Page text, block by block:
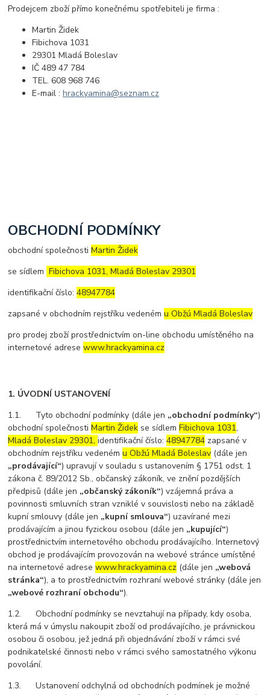
Prodejcem zboží přímo konečnému spotřebiteli je firma :
Martin Židek
Fibichova 1031
29301 Mladá Boleslav
IČ 489 47 784
TEL. 608 968 746
E-mail :hrackyamina@seznam.cz
OBCHODNÍ PODMÍNKY
obchodní společnostiMartin Židek
se sídlem Fibichova 1031, Mladá Boleslav 29301
identifikační číslo:48947784
zapsané v obchodním rejstříku vedenému Obžú Mladá Boleslav
pro prodej zboží prostřednictvím on-line obchodu umístěného na
internetové adresewww.hrackyamina.cz
1. ÚVODNÍ USTANOVENÍ
1.1. Tyto obchodní podmínky (dále jen „obchodní podmínky“)
obchodní společnostiMartin Židek se sídlemFibichova 1031,
Mladá Boleslav 29301,identifikační číslo:48947784 zapsané v
obchodním rejstříku vedenému Obžú Mladá Boleslav (dále jen
„prodávající“) upravují v souladu s ustanovením § 1751 odst. 1
zákona č. 89/2012 Sb., občanský zákoník, ve znění pozdějších
předpisů (dále jen „občanský zákoník“) vzájemná práva a
povinnosti smluvních stran vzniklé v souvislosti nebo na základě
kupní smlouvy (dále jen „kupní smlouva“) uzavírané mezi
prodávajícím a jinou fyzickou osobou (dále jen „kupující“)
prostřednictvím internetového obchodu prodávajícího. Internetový
obchod je prodávajícím provozován na webové stránce umístěné
na internetové adresewww.hrackyamina.cz (dále jen „webová
stránka“), a to prostřednictvím rozhraní webové stránky (dále jen
„webové rozhraní obchodu“).
1.2. Obchodní podmínky se nevztahují na případy, kdy osoba,
která má v úmyslu nakoupit zboží od prodávajícího, je právnickou
osobou či osobou, jež jedná při objednávání zboží v rámci své
podnikatelské činnosti nebo v rámci svého samostatného výkonu
povolání.
1.3. Ustanovení odchylná od obchodních podmínek je možné